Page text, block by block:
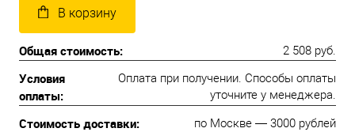
В корзину
Общая стоимость: 2 508 руб.
Условия
оплаты:
Оплата при получении. Способы оплаты
уточните у менеджера.
Стоимость доставки: по Москве — 3000 рублей